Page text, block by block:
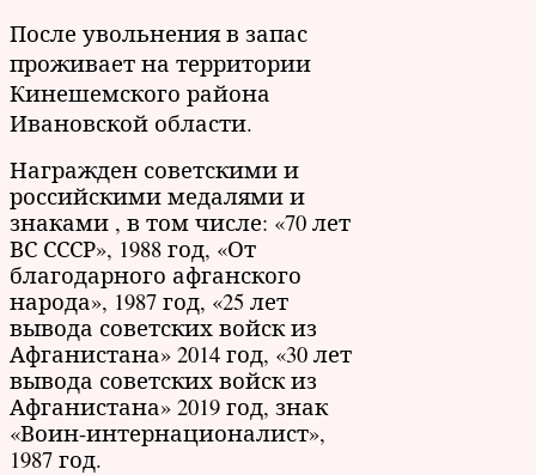
После увольнения в запас
проживает на территории
Кинешемского района
Ивановской области.
Награжден советскими и
российскими медалями и
знаками , в том числе: «70 лет
ВС СССР», 1988 год, «От
благодарного афганского
народа», 1987 год, «25 лет
вывода советских войск из
Афганистана» 2014 год, «30 лет
вывода советских войск из
Афганистана» 2019 год, знак
«Воин-интернационалист»,
1987 год.